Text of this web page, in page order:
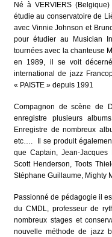
Né à VERVIERS
étudie au conservatoire de
avec Vinnie Johnson et
pour étudier au Musician
tournées avec la chanteuse
en 1989, il se voit
international de jazz
« PAISTE » depuis 1991
Compagnon de scène de
enregistre plusieurs
Enregistre de nombreux
etc…. Il se produit
que Captain, Jean-Jacques
Scott Henderson, Toots
Stéphane Guillaume, Mighty
Passionné de pédagogie il
du CMDL, professeur de
nombreux stages et
nouvelle méthode de jazz